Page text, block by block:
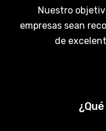
Nuestro
empresas sean
de